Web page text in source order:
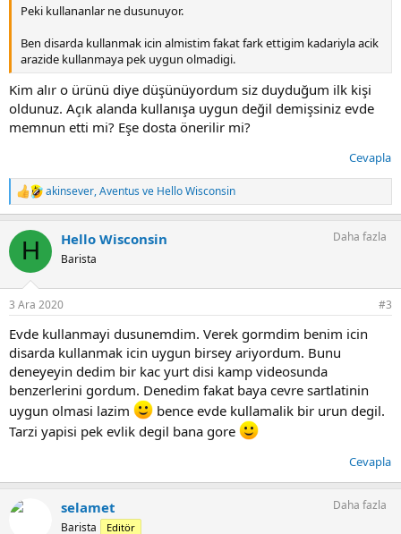
Peki kullananlar ne dusunuyor.
Ben disarda kullanmak icin almistim fakat fark ettigim kadariyla acik
arazide kullanmaya pek uygun olmadigi.
Kim alır o ürünü diye düşünüyordum siz duyduğum ilk kişi
oldunuz. Açık alanda kullanışa uygun değil demişsiniz evde
memnun etti mi? Eşe dosta önerilir mi?
Cevapla
T
e
k
l
akinsever,Aventus ve Hello Wisconsin
H Hello Wisconsin
Barista
Daha fazla
3 Ara 2020 #3
Evde kullanmayi dusunemdim. Verek gormdim benim icin
disarda kullanmak icin uygun birsey ariyordum. Bunu
deneyeyin dedim bir kac yurt disi kamp videosunda
benzerlerini gordum. Denedim fakat baya cevre sartlatinin
uygun olmasi lazim
bence evde kullamalik bir urun degil.
Tarzi yapisi pek evlik degil bana gore
Cevapla
selamet
Barista Editör
Daha fazla